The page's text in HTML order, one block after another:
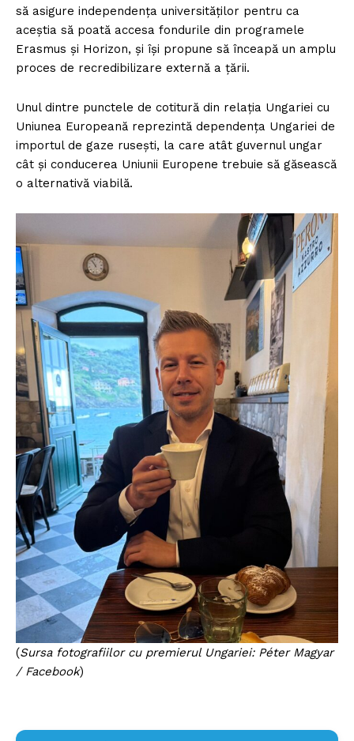
să asigure independența universităților pentru ca
aceștia să poată accesa fondurile din programele
Erasmus și Horizon, și își propune să înceapă un amplu
proces de recredibilizare externă a țării.
Unul dintre punctele de cotitură din relația Ungariei cu
Uniunea Europeană reprezintă dependența Ungariei de
importul de gaze rusești, la care atât guvernul ungar
cât și conducerea Uniunii Europene trebuie să găsească
o alternativă viabilă.
(Sursa fotografiilor cu premierul Ungariei: Péter Magyar
/ Facebook)